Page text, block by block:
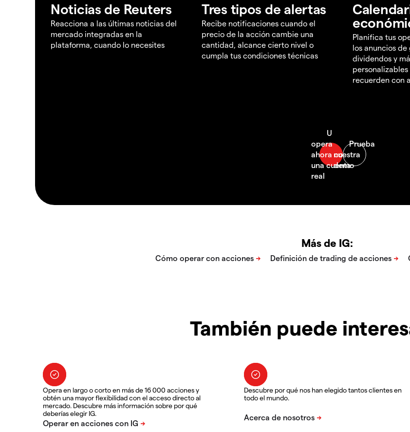
Noticias de Reuters
Reacciona a las últimas noticias del
mercado integradas en la
plataforma, cuando lo necesites
Tres tipos de alertas
Recibe notificaciones cuando el
precio de la acción cambie una
cantidad, alcance cierto nivel o
cumpla tus condiciones técnicas
Planifica tus
los anuncios
dividendos y
recuerden con
Más de IG:
También puede
Opera en largo o corto en más de 16 000 acciones y
obtén una mayor flexibilidad con el acceso directo al
mercado. Descubre más información sobre por qué
deberías elegir IG.
Descubre por qué nos han elegido tantos clientes en
todo el mundo.